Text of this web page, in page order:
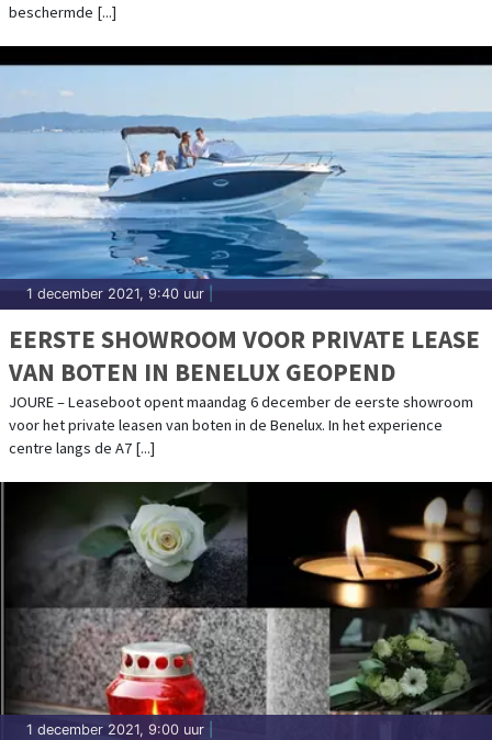
beschermde [...]
1 december 2021, 9:40 uur
EERSTE SHOWROOM VOOR PRIVATE LEASE
VAN BOTEN IN BENELUX GEOPEND
JOURE – Leaseboot opent maandag 6 december de eerste showroom
voor het private leasen van boten in de Benelux. In het experience
centre langs de A7 [...]
1 december 2021, 9:00 uur